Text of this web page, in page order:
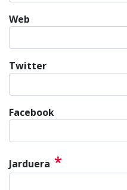
Web
Twitter
Facebook
Jarduera *